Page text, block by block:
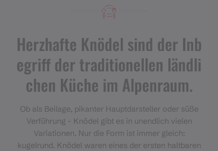
Herzhafte Knödel sind der Inb
egriff der traditionellen ländli
chen Küche im Alpenraum.
Ob als Beilage, pikanter Hauptdarsteller oder süße
Verführung – Knödel gibt es in unendlich vielen
Variationen. Nur die Form ist immer gleich:
kugelrund. Knödel waren eines der ersten haltbaren